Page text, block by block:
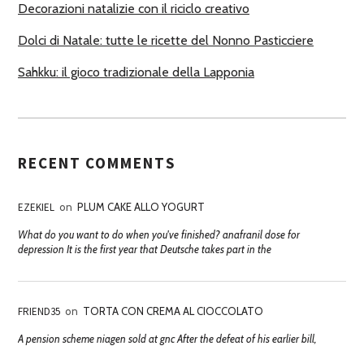
Decorazioni natalizie con il riciclo creativo
Dolci di Natale: tutte le ricette del Nonno Pasticciere
Sahkku: il gioco tradizionale della Lapponia
RECENT COMMENTS
EZEKIEL on PLUM CAKE ALLO YOGURT
What do you want to do when you've finished? anafranil dose for
depression It is the first year that Deutsche takes part in the
FRIEND35 on TORTA CON CREMA AL CIOCCOLATO
A pension scheme niagen sold at gnc After the defeat of his earlier bill,